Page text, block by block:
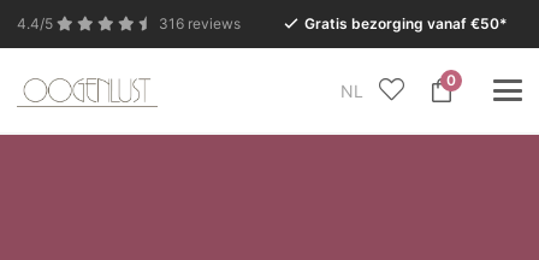
4.4/5 316 reviews Gratis bezorging vanaf €50*
NL
0
In verband met de zomervakantie is onze Conceptstore
in Eersel van maandag 27 juli t/m dinsdag 11 augustus